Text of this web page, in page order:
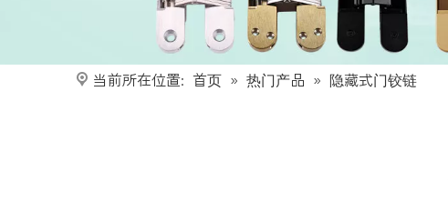
当前所在位置: 首页 » 热门产品 » 隐藏式门铰链